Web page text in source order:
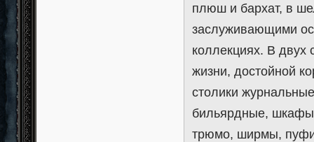
плюш и бархат, в
заслуживающими
коллекциях. В двух
жизни, достойной
столики
бильярдные,
трюмо, ширмы,